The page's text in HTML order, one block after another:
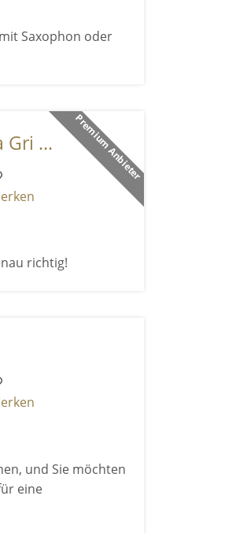
Saxophon oder
Premium Anbieter
Gri ...
richtig!
und Sie möchten
eine